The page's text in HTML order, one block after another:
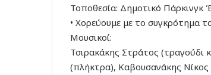
Τοποθεσία: Δημοτικό Πάρκινγκ
• Χορεύουμε με το συγκρότημα
Μουσικοί:
Τσιρακάκης Στράτος (τραγούδι
(πλήκτρα), Καβουσανάκης